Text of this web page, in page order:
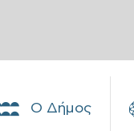
Ο Δήμος